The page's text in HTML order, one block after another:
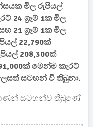
මිල රුපියල්
24 ග්‍රෑම් 1ක මිල
21 ග්‍රෑම් 1ක මිල
22,790ක්
208,300ක්
මෙන්ම කැරට්
සටහන් වී තිබුනා.
ගණන් සටහන්ව තිබුණේ